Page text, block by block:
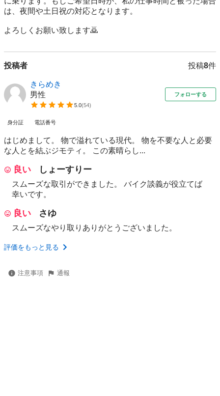
は、夜間や土日祝の対応となります。
投稿者 投稿8件
きらめき
男性
5.0(54)
フォローする
身分証 電話番号
はじめまして。 物で溢れている現代。 物を不要な人と必要
な人とを結ぶジモティ。 この素晴らし...
良い しょーすりー
スムーズな取引ができました。 バイク談義が役立てば
幸いです。
良い さゆ
スムーズなやり取りありがとうございました。
評価をもっと見る
注意事項 通報